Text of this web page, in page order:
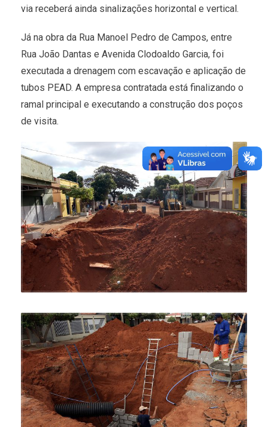
via receberá ainda sinalizações horizontal e vertical.
Já na obra da Rua Manoel Pedro de Campos, entre
Rua João Dantas e Avenida Clodoaldo Garcia, foi
executada a drenagem com escavação e aplicação de
tubos PEAD. A empresa contratada está finalizando o
ramal principal e executando a construção dos poços
de visita.